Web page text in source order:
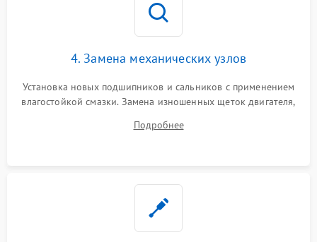
4. Замена механических узлов
Установка новых подшипников и сальников с применением
влагостойкой смазки. Замена изношенных щеток двигателя,
или поврежденной резиновой манжеты.
Подробнее